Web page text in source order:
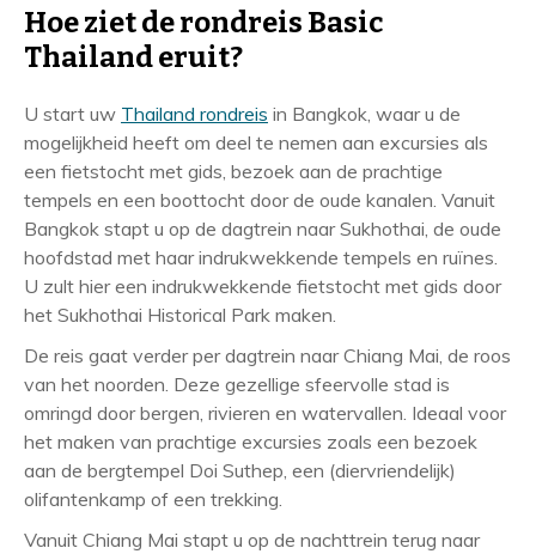
o
r
a
t
i
e
Hoe ziet de rondreis Basic
Thailand eruit?
U start uw Thailand rondreis in Bangkok, waar u de
mogelijkheid heeft om deel te nemen aan excursies als
een fietstocht met gids, bezoek aan de prachtige
tempels en een boottocht door de oude kanalen. Vanuit
Bangkok stapt u op de dagtrein naar Sukhothai, de oude
hoofdstad met haar indrukwekkende tempels en ruïnes.
U zult hier een indrukwekkende fietstocht met gids door
het Sukhothai Historical Park maken.
De reis gaat verder per dagtrein naar Chiang Mai, de roos
van het noorden. Deze gezellige sfeervolle stad is
omringd door bergen, rivieren en watervallen. Ideaal voor
het maken van prachtige excursies zoals een bezoek
aan de bergtempel Doi Suthep, een (diervriendelijk)
olifantenkamp of een trekking.
Vanuit Chiang Mai stapt u op de nachttrein terug naar